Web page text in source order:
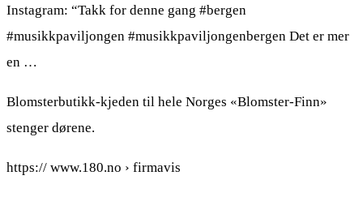
Instagram: “Takk for denne gang #bergen
#musikkpaviljongen #musikkpaviljongenbergen Det er mer
en …
Blomsterbutikk-kjeden til hele Norges «Blomster-Finn»
stenger dørene.
https:// www.180.no › firmavis